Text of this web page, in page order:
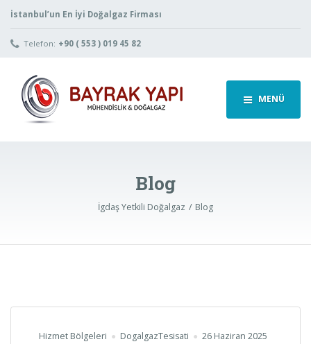
İstanbul’un En İyi Doğalgaz Firması
Telefon: +90 ( 553 ) 019 45 82
MENÜ
Blog
İgdaş Yetkili Doğalgaz Blog
Hizmet Bölgeleri DogalgazTesisati 26 Haziran 2025